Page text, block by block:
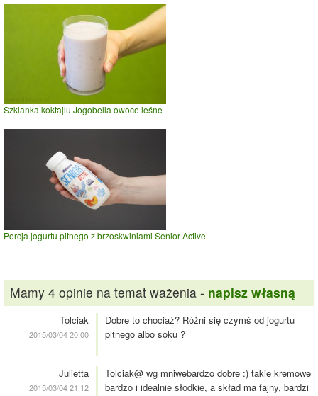
Szklanka koktajlu Jogobella owoce leśne
Porcja jogurtu pitnego z brzoskwiniami Senior Active
Mamy 4 opinie na temat ważenia - napisz własną
Tolciak
2015/03/04 20:00
Dobre to chociaż? Różni się czymś od jogurtu
pitnego albo soku ?
Julietta
2015/03/04 21:12
Tolciak@ wg mniwebardzo dobre :) takie kremowe
bardzo i idealnie słodkie, a skład ma fajny, bardzi